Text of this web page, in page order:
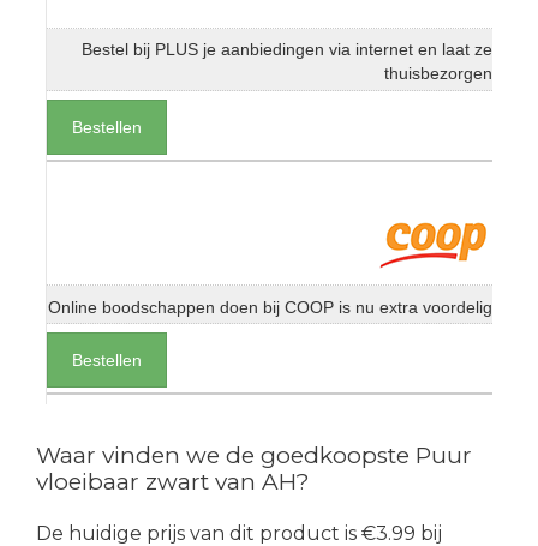
Bestel bij PLUS je aanbiedingen via internet en laat ze
thuisbezorgen
Bestellen
Online boodschappen doen bij COOP is nu extra voordelig
Bestellen
Waar vinden we de goedkoopste Puur
vloeibaar zwart van AH?
De huidige prijs van dit product is €3.99 bij